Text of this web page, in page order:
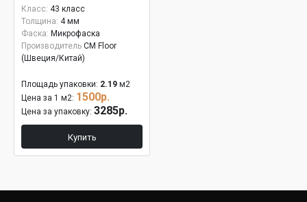
Класс: 43 класс
Толщина: 4 мм
Фаска: Микрофаска
Производитель CM Floor
(Швеция/Китай)
Площадь упаковки: 2.19 м2
Цена за 1 м2: 1500р.
Цена за упаковку: 3285р.
Купить